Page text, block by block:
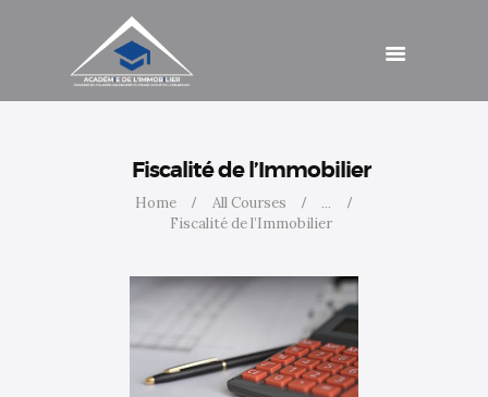
Fiscalité de l’Immobilier
Home All Courses
...
Fiscalité de l’Immobilier
Catalogue de
formations
Agenda
Cotisations
Accès